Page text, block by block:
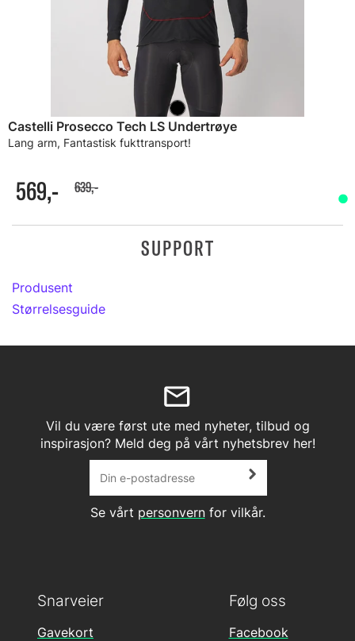
Castelli Prosecco Tech LS Undertrøye
Lang arm, Fantastisk fukttransport!
569,- 639,-
SUPPORT
Produsent
Størrelsesguide
Vil du være først ute med nyheter, tilbud og
inspirasjon? Meld deg på vårt nyhetsbrev her!
Se vårt personvernfor vilkår.
Følg oss
Facebook
Snarveier
Gavekort